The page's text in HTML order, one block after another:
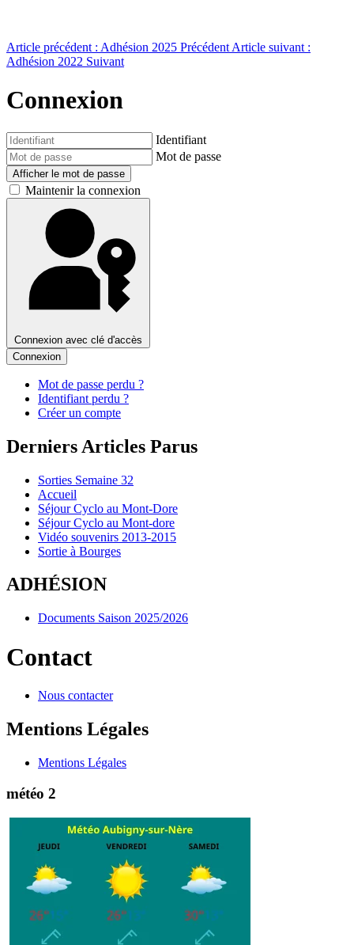
Article précédent : Adhésion 2025 Précédent Article suivant :
Adhésion 2022 Suivant
Connexion
Identifiant
Mot de passe
Afficher le mot de passe
Maintenir la connexion
Connexion avec clé d'accès
Connexion
Mot de passe perdu ?
Identifiant perdu ?
Créer un compte
Derniers Articles Parus
Sorties Semaine 32
Accueil
Séjour Cyclo au Mont-Dore
Séjour Cyclo au Mont-dore
Vidéo souvenirs 2013-2015
Sortie à Bourges
ADHÉSION
Documents Saison 2025/2026
Contact
Nous contacter
Mentions Légales
Mentions Légales
météo 2